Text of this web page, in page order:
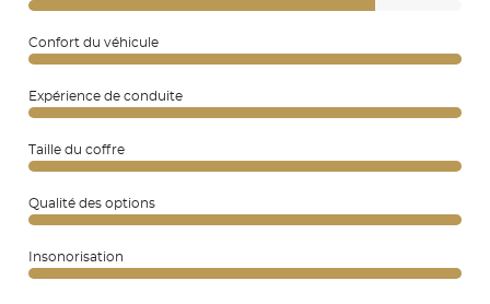
Confort du véhicule
Expérience de conduite
Taille du coffre
Qualité des options
Insonorisation